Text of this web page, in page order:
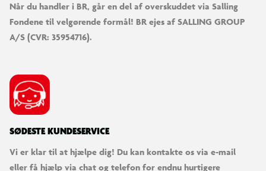
Når du handler i BR, går en del af overskuddet via Salling
Fondene til velgørende formål! BR ejes af SALLING GROUP
A/S (CVR: 35954716).
SØDESTE KUNDESERVICE
Vi er klar til at hjælpe dig! Du kan kontakte os via e-mail
eller få hjælp via chat og telefon for endnu hurtigere